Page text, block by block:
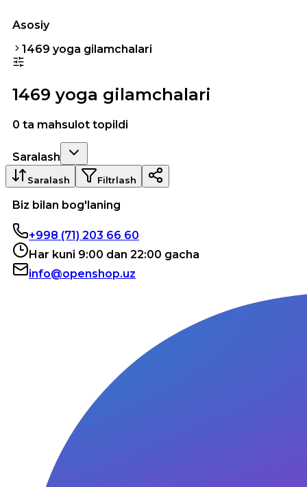
Asosiy
1469 yoga gilamchalari
1469 yoga gilamchalari
0 ta mahsulot topildi
Saralash
Saralash Filtrlash
Biz bilan bog'laning
+998 (71) 203 66 60
Har kuni 9:00 dan 22:00 gacha
info@openshop.uz